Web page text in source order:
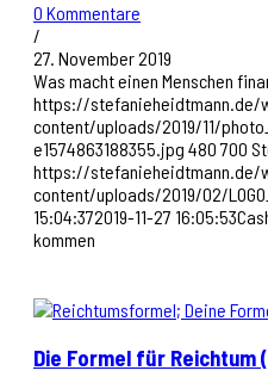
0 Kommentare
/
27. November 2019
Was macht einen Menschen
https://stefanieheidtmann.de/
content/uploads/2019/11/
e1574863188355.jpg 480 700
https://stefanieheidtmann.de/
content/uploads/2019/02/
15:04:372019-11-27 16:05:53
kommen
Die Formel für Reichtum